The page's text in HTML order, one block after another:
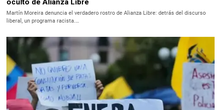
oculto de Alianza Libre
Martín Moreira denuncia el verdadero rostro de Alianza Libre: detrás del discurso
liberal, un programa racista.…